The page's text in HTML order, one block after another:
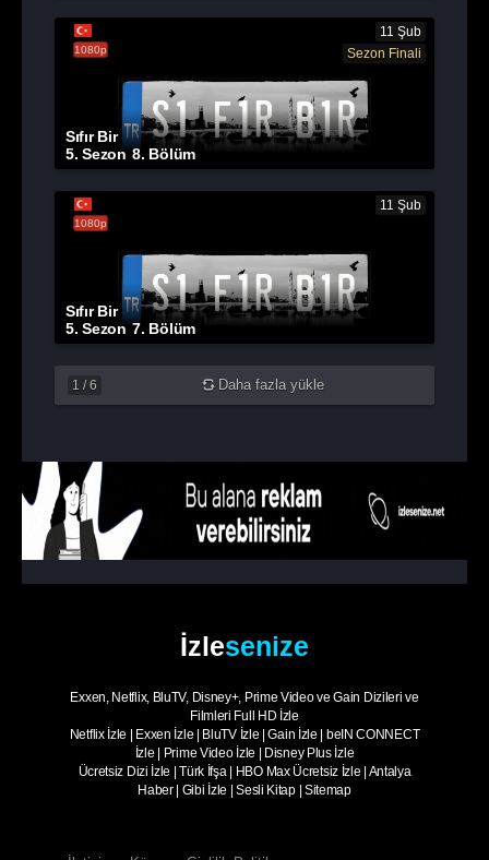
1080p Sezon Finali
11 Şub
Sıfır Bir
5. Sezon 8. Bölüm
1080p
11 Şub
Sıfır Bir
5. Sezon7. Bölüm
1 / 6 Daha fazla yükle
İzlesenize
Exxen, Netflix, BluTV, Disney+, Prime Video ve Gain Dizileri ve
Filmleri Full HD İzle
Netflix İzle | Exxen İzle | BluTV İzle |Gain İzle | beIN CONNECT
İzle | Prime Video İzle | Disney Plus İzle
Ücretsiz Dizi İzle |Türk İfşa | HBO Max Ücretsiz İzle | Antalya
Haber| Gibi İzle |Sesli Kitap| Sitemap